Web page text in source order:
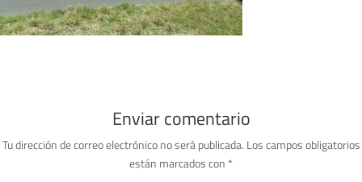
Enviar comentario
Tu dirección de correo electrónico no será publicada. Los campos obligatorios
están marcados con *